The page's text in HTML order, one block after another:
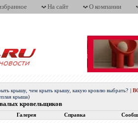
На сайт О компании
крышу, чем крыть крышу, какую кровлю выбрать?
крыша)
кровельщиков
Галерея Справка